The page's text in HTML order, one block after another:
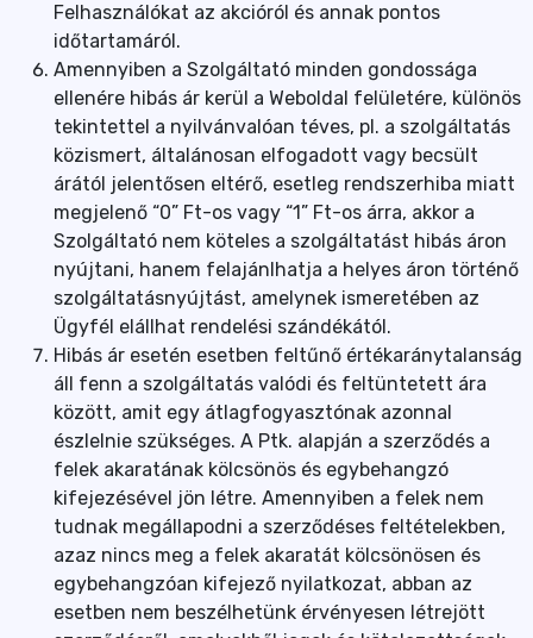
Felhasználókat az akcióról és annak pontos
időtartamáról.
Amennyiben a Szolgáltató minden gondossága
ellenére hibás ár kerül a Weboldal felületére, különös
tekintettel a nyilvánvalóan téves, pl. a szolgáltatás
közismert, általánosan elfogadott vagy becsült
árától jelentősen eltérő, esetleg rendszerhiba miatt
megjelenő “0” Ft-os vagy “1” Ft-os árra, akkor a
Szolgáltató nem köteles a szolgáltatást hibás áron
nyújtani, hanem felajánlhatja a helyes áron történő
szolgáltatásnyújtást, amelynek ismeretében az
Ügyfél elállhat rendelési szándékától.
Hibás ár esetén esetben feltűnő értékaránytalanság
áll fenn a szolgáltatás valódi és feltüntetett ára
között, amit egy átlagfogyasztónak azonnal
észlelnie szükséges. A Ptk. alapján a szerződés a
felek akaratának kölcsönös és egybehangzó
kifejezésével jön létre. Amennyiben a felek nem
tudnak megállapodni a szerződéses feltételekben,
azaz nincs meg a felek akaratát kölcsönösen és
egybehangzóan kifejező nyilatkozat, abban az
esetben nem beszélhetünk érvényesen létrejött